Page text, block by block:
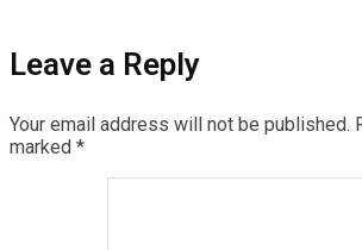
Leave a Reply
Your email address will not be published.
marked *